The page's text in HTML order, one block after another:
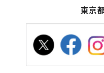
東京